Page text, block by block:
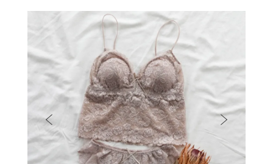
Category
Brand
Contact